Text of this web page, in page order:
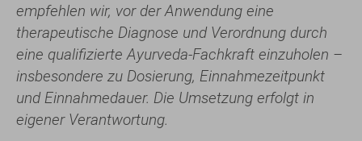
empfehlen wir, vor der Anwendung eine
therapeutische Diagnose und Verordnung durch
eine qualifizierte Ayurveda-Fachkraft einzuholen –
insbesondere zu Dosierung, Einnahmezeitpunkt
und Einnahmedauer. Die Umsetzung erfolgt in
eigener Verantwortung.